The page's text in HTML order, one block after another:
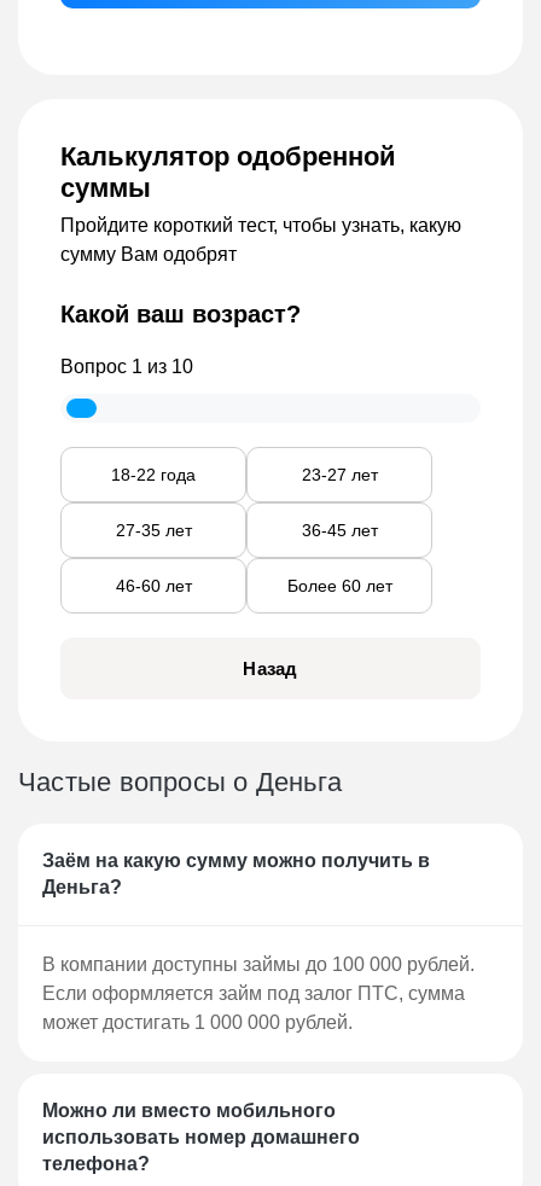
Также компания предлагает специальные
акции. Например, для клиентов других МФО
«Деньга» готова предоставить ставку ниже,
организациями.
Продукты компании «Деньга»
В отличие от многих «классических»
предлагает не только онлайн-займы на карту,
но и другие продукты:
Займ наличными, который можно получить
в любом офисе, работающем под брендом
«Деньга».
и спецтехники, позволяющее оформить
Как подать заявку на займ в
компании «Деньга»
Для каждого продукта компании, включая
выполните следующие шаги:
Нажмите кнопку «Получить деньги» на
желаемую сумму и срок займа.
Заполните анкету, указав данные о себе.
Отправьте заявку на рассмотрение.
Калькулятор одобренной
суммы
Пройдите короткий тест, чтобы узнать, какую
сумму Вам одобрят
Какой ваш возраст?
Вопрос 1 из 10
18-22 года 23-27 лет
27-35 лет 36-45 лет
46-60 лет Более 60 лет
Назад
Частые вопросы о Деньга
Заём на какую сумму можно получить в
Деньга?
В компании доступны займы до 100 000 рублей.
Если оформляется займ под залог ПТС, сумма
может достигать 1 000 000 рублей.
Можно ли вместо мобильного
использовать номер домашнего
телефона?